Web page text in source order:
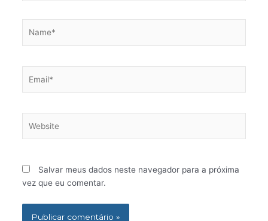
Salvar meus dados neste navegador para a próxima
vez que eu comentar.